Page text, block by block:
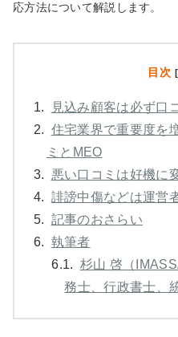
応方法について解説します。
目次
1.
見込み顧客は必ず口
2. 住宅業界で重要度を
ミとMEO
3.
悪い口コミは好機に
4. 誹謗中傷などは運営
5. 記事のおさらい
6. 執筆者
6.1. 杉山 啓（
務士、行政書士、